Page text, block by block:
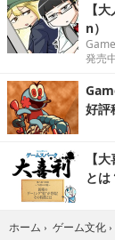
【
n）
発売
好評
【
とは
ホーム › ゲーム文化 ›